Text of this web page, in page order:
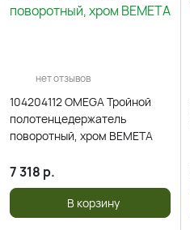
нет отзывов
104204112 OMEGA Тройной
полотенцедержатель
поворотный, хром BEMETA
7 318 р.
В корзину